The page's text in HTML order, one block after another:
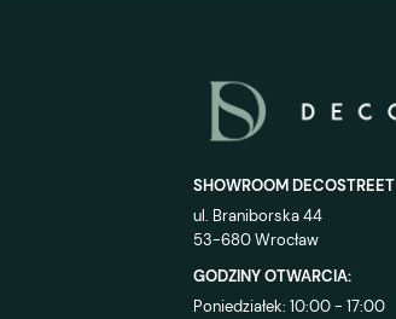
SHOWROOM DECOSTREET
ul. Braniborska 44
53-680 Wrocław
GODZINY OTWARCIA:
Poniedziałek: 10:00 - 17:00